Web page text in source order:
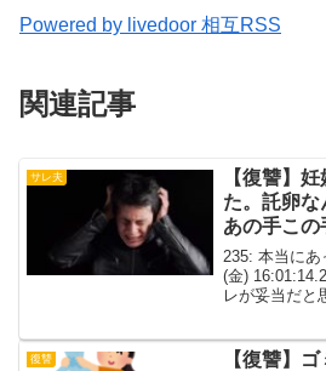
Powered by livedoor 相互RSS
関連記事
サレ夫
【復讐】
た。託卵な
あの手この
うとした
235: 本当に
(金)
レが妥当だと
を諦めさせよ
復讐 【復讐】